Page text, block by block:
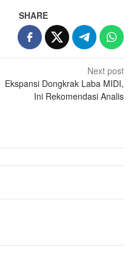
SHARE
Next post
Ekspansi Dongkrak Laba MIDI,
Ini Rekomendasi Analis